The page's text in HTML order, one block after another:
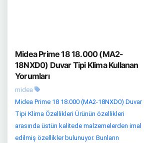
Midea Prime 18 18.000 (MA2-
18NXD0) Duvar Tipi Klima Kullanan
Yorumları
midea
Midea Prime 18 18.000 (MA2-18NXD0) Duvar
Tipi Klima Özellikleri Ürünün özellikleri
arasında üstün kalitede malzemelerden imal
edilmiş özellikler bulunuyor. Bunların